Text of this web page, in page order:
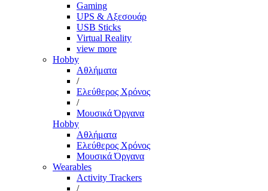
Gaming
UPS & Αξεσουάρ
USB Sticks
Virtual Reality
view more
Hobby
Αθλήματα
/
Ελεύθερος Χρόνος
/
Μουσικά Όργανα
Hobby
Αθλήματα
Ελεύθερος Χρόνος
Μουσικά Όργανα
Wearables
Activity Trackers
/